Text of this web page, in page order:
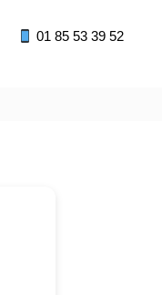
01 85 53 39 52